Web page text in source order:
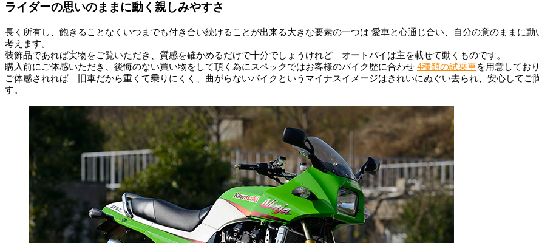
ライダーの思いのままに動く親しみやすさ
長く所有し、飽きることなくいつまでも付き合い続けることが出来る大きな要素の一つは 愛車と心通じ合い、自分の意のままに
考えます。
装飾品であれば実物をご覧いただき、質感を確かめるだけで十分でしょうけれど オートバイは主を載せて動くものです。
購入前にご体感いただき、後悔のない買い物をして頂く為にスペックではお客様のバイク歴に合わせ 4種類の試乗車を用意してお
ご体感されれば 旧車だから重くて乗りにくく、曲がらないバイクというマイナスイメージはきれいにぬぐい去られ、安心してご
す。